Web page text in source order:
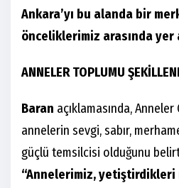
Ankara’yı bu alanda bir
önceliklerimiz arasında yer
ANNELER TOPLUMU
Baran açıklamasında,
annelerin sevgi, sabır,
güçlü temsilcisi olduğunu
“Annelerimiz,